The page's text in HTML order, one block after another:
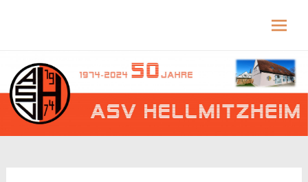
Hellmitzheim.de – fränkisches Dorf am Rande
to
content